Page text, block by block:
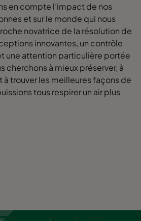
ePM1 60% F7
8 ePM1 60% F7
ePM1 60%
8 ePM1 60% F7
en compte l’impact de nos
et sur le monde qui nous
novatrice de la résolution de
innovantes, un contrôle
une attention particulière portée
cherchons à mieux préserver, à
trouver les meilleures façons de
tous respirer un air plus